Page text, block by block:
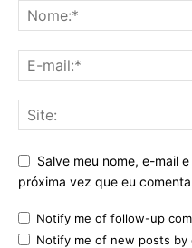
Salve meu nome, e-mail
próxima vez que eu
Notify me of follow-up
Notify me of new posts by